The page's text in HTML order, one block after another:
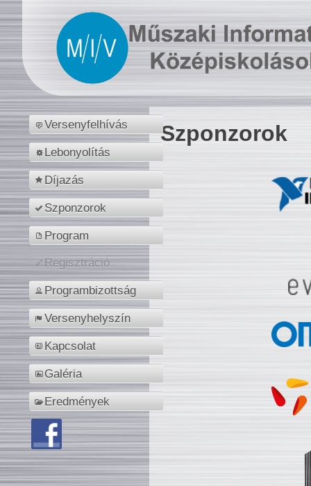
Versenyfelhívás
Lebonyolítás
Díjazás
Szponzorok
Program
Regisztráció
Programbizottság
Versenyhelyszín
Kapcsolat
Galéria
Eredmények
Szponzorok